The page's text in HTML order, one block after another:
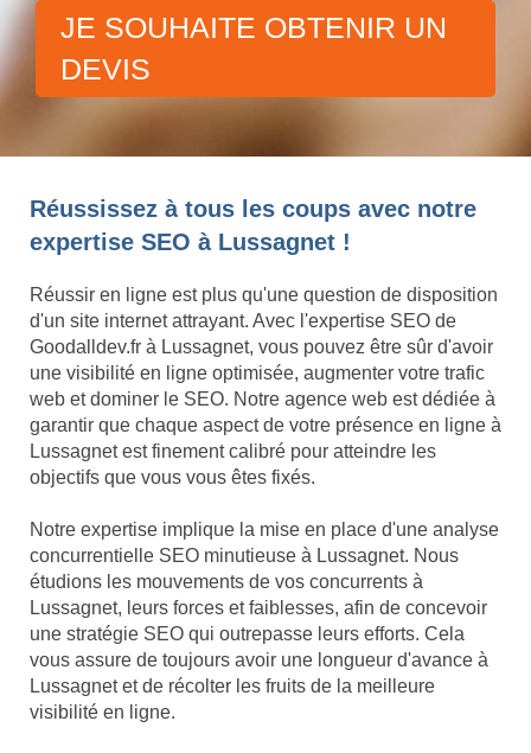
JE SOUHAITE OBTENIR UN
DEVIS
Réussissez à tous les coups avec notre
expertise SEO à Lussagnet !
Réussir en ligne est plus qu'une question de disposition
d'un site internet attrayant. Avec l'expertise SEO de
Goodalldev.fr à Lussagnet, vous pouvez être sûr d'avoir
une visibilité en ligne optimisée, augmenter votre trafic
web et dominer le SEO. Notre agence web est dédiée à
garantir que chaque aspect de votre présence en ligne à
Lussagnet est finement calibré pour atteindre les
objectifs que vous vous êtes fixés.
Notre expertise implique la mise en place d'une analyse
concurrentielle SEO minutieuse à Lussagnet. Nous
étudions les mouvements de vos concurrents à
Lussagnet, leurs forces et faiblesses, afin de concevoir
une stratégie SEO qui outrepasse leurs efforts. Cela
vous assure de toujours avoir une longueur d'avance à
Lussagnet et de récolter les fruits de la meilleure
visibilité en ligne.